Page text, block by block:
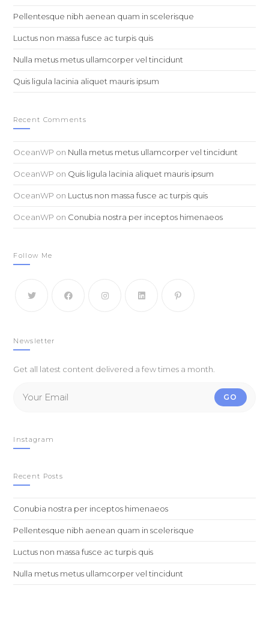
Pellentesque nibh aenean quam in scelerisque
Luctus non massa fusce ac turpis quis
Nulla metus metus ullamcorper vel tincidunt
Quis ligula lacinia aliquet mauris ipsum
Recent Comments
OceanWP on Nulla metus metus ullamcorper vel tincidunt
OceanWP on Quis ligula lacinia aliquet mauris ipsum
OceanWP on Luctus non massa fusce ac turpis quis
OceanWP on Conubia nostra per inceptos himenaeos
Follow Me
Newsletter
Get all latest content delivered a few times a month.
GO
Instagram
Recent Posts
Conubia nostra per inceptos himenaeos
Pellentesque nibh aenean quam in scelerisque
Luctus non massa fusce ac turpis quis
Nulla metus metus ullamcorper vel tincidunt